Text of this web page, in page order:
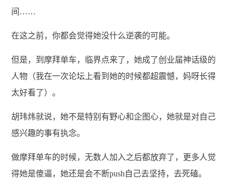
间……
在这之前，你都会觉得她没什么逆袭的可能。
但是，到摩拜单车，临界点来了，她成了创业届神话级的
人物（我在一次论坛上看到她的时候都超震憾，妈呀长得
太好看了）。
胡玮炜就说，她不是特别有野心和企图心，她就是对自己
感兴趣的事有执念。
做摩拜单车的时候，无数人加入之后都放弃了，更多人觉
得她是傻逼，她还是会不断push自己去坚持，去死磕。